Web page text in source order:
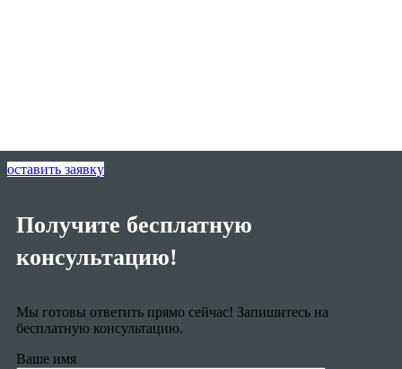
оставить заявку
Получите бесплатную
консультацию!
Мы готовы ответить прямо сейчас! Запишитесь на
бесплатную консультацию.
Ваше имя